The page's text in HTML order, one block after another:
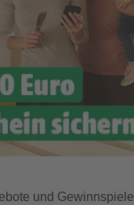
und Gewinnspiele